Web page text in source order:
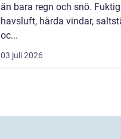
än bara regn och snö. Fuktig
havsluft, hårda vindar,
oc...
03 juli 2026